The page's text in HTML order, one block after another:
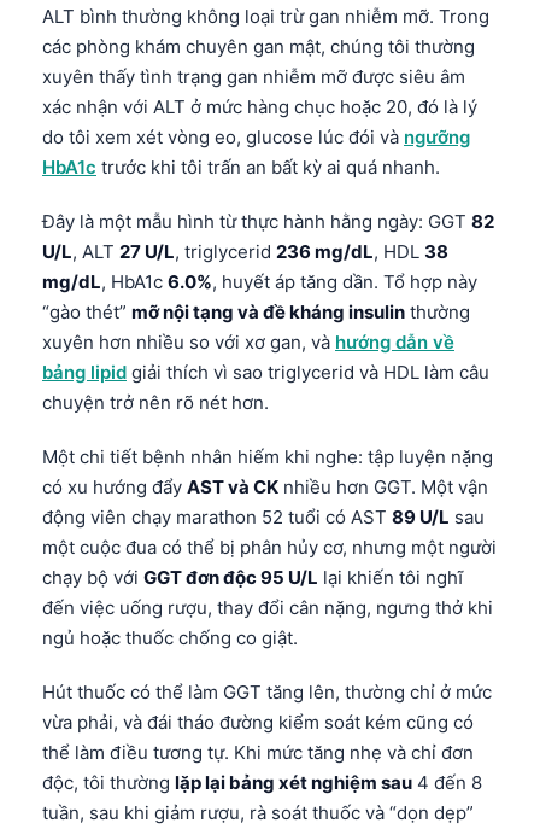
ALT bình thường không loại trừ gan nhiễm mỡ. Trong
các phòng khám chuyên gan mật, chúng tôi thường
xuyên thấy tình trạng gan nhiễm mỡ được siêu âm
xác nhận với ALT ở mức hàng chục hoặc 20, đó là lý
do tôi xem xét vòng eo, glucose lúc đói và ngưỡng
HbA1c trước khi tôi trấn an bất kỳ ai quá nhanh.
Đây là một mẫu hình từ thực hành hằng ngày: GGT 82
U/L, ALT 27 U/L, triglycerid 236 mg/dL, HDL 38
mg/dL, HbA1c 6.0%, huyết áp tăng dần. Tổ hợp này
“gào thét” mỡ nội tạng và đề kháng insulin thường
xuyên hơn nhiều so với xơ gan, và hướng dẫn về
bảng lipid giải thích vì sao triglycerid và HDL làm câu
chuyện trở nên rõ nét hơn.
Một chi tiết bệnh nhân hiếm khi nghe: tập luyện nặng
có xu hướng đẩy AST và CK nhiều hơn GGT. Một vận
động viên chạy marathon 52 tuổi có AST 89 U/L sau
một cuộc đua có thể bị phân hủy cơ, nhưng một người
chạy bộ với GGT đơn độc 95 U/L lại khiến tôi nghĩ
đến việc uống rượu, thay đổi cân nặng, ngưng thở khi
ngủ hoặc thuốc chống co giật.
Hút thuốc có thể làm GGT tăng lên, thường chỉ ở mức
vừa phải, và đái tháo đường kiểm soát kém cũng có
thể làm điều tương tự. Khi mức tăng nhẹ và chỉ đơn
độc, tôi thường lặp lại bảng xét nghiệm sau 4 đến 8
tuần, sau khi giảm rượu, rà soát thuốc và “dọn dẹp”